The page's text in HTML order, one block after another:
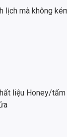
lịch mà không
liệu Honey/